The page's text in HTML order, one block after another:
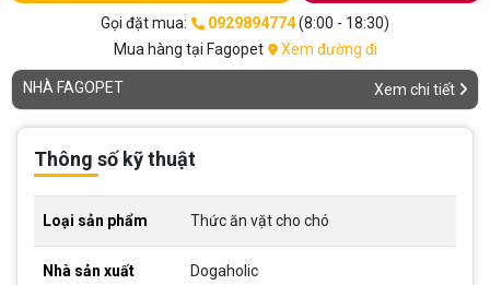
Gọi đặt mua: 0929894774(8:00 - 18:30)
Mua hàng tại Fagopet
Xem đường đi
NHÀ FAGOPET Xem chi tiết
Thông số kỹ thuật
Loại sản phẩm Thức ăn vặt cho chó
Nhà sản xuất Dogaholic